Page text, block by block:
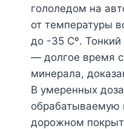
гололедом на
от температуры
до -35 Сº. Тонкий
— долгое время
минерала,
В умеренных
обрабатываемую
дорожном